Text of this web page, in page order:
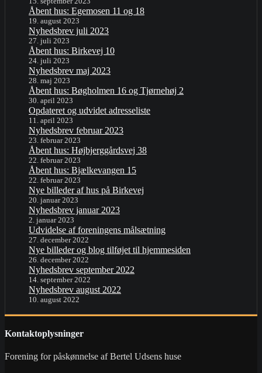
Åbent hus: Egemosen 11 og 18
19. august 2023
Nyhedsbrev juli 2023
27. juli 2023
Åbent hus: Birkevej 10
24. juli 2023
Nyhedsbrev maj 2023
28. maj 2023
Åbent hus: Bøgholmen 16 og Tjørnehøj 2
30. april 2023
Opdateret og udvidet adresseliste
11. april 2023
Nyhedsbrev februar 2023
23. februar 2023
Åbent hus: Højbjerggårdsvej 38
22. februar 2023
Åbent hus: Bjælkevangen 15
22. februar 2023
Nye billeder af hus på Birkevej
20. januar 2023
Nyhedsbrev januar 2023
2. januar 2023
Udvidelse af foreningens målsætning
27. december 2022
Nye billeder og blog tilføjet til hjemmesiden
26. december 2022
Nyhedsbrev september 2022
14. september 2022
Nyhedsbrev august 2022
10. august 2022
Kontaktoplysninger
Forening for påskønnelse af Bertel Udsens huse